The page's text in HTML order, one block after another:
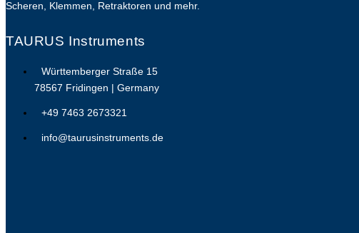
Scheren, Klemmen, Retraktoren und mehr.
TAURUS Instruments
Württemberger Straße 15
78567 Fridingen | Germany
+49 7463 2673321
info@taurusinstruments.de